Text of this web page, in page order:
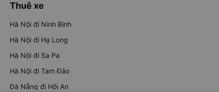
Thuê xe
Hà Nội đi Ninh Bình
Hà Nội đi Hạ Long
Hà Nội đi Sa Pa
Hà Nội đi Tam Đảo
Đà Nẵng đi Hội An